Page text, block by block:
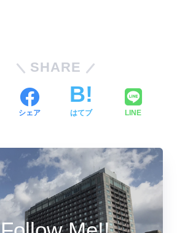
SHARE
シェア はてブ LINE